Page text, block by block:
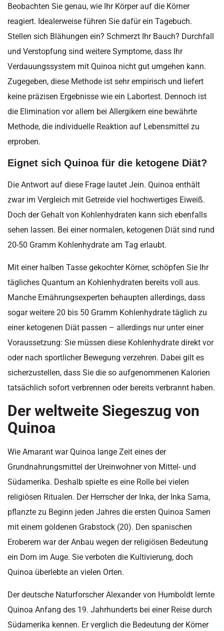
Beobachten Sie genau, wie Ihr Körper auf die Körner
reagiert. Idealerweise führen Sie dafür ein Tagebuch.
Stellen sich Blähungen ein? Schmerzt Ihr Bauch? Durchfall
und Verstopfung sind weitere Symptome, dass Ihr
Verdauungssystem mit Quinoa nicht gut umgehen kann.
Zugegeben, diese Methode ist sehr empirisch und liefert
keine präzisen Ergebnisse wie ein Labortest. Dennoch ist
die Elimination vor allem bei Allergikern eine bewährte
Methode, die individuelle Reaktion auf Lebensmittel zu
erproben.
Eignet sich Quinoa für die ketogene Diät?
Die Antwort auf diese Frage lautet Jein. Quinoa enthält
zwar im Vergleich mit Getreide viel hochwertiges Eiweiß.
Doch der Gehalt von Kohlenhydraten kann sich ebenfalls
sehen lassen. Bei einer normalen, ketogenen Diät sind rund
20-50 Gramm Kohlenhydrate am Tag erlaubt.
Mit einer halben Tasse gekochter Körner, schöpfen Sie Ihr
tägliches Quantum an Kohlenhydraten bereits voll aus.
Manche Ernährungsexperten behaupten allerdings, dass
sogar weitere 20 bis 50 Gramm Kohlenhydrate täglich zu
einer ketogenen Diät passen – allerdings nur unter einer
Voraussetzung: Sie müssen diese Kohlenhydrate direkt vor
oder nach sportlicher Bewegung verzehren. Dabei gilt es
sicherzustellen, dass Sie die so aufgenommenen Kalorien
tatsächlich sofort verbrennen oder bereits verbrannt haben.
Der weltweite Siegeszug von
Quinoa
Wie Amarant war Quinoa lange Zeit eines der
Grundnahrungsmittel der Ureinwohner von Mittel- und
Südamerika. Deshalb spielte es eine Rolle bei vielen
religiösen Ritualen. Der Herrscher der Inka, der Inka Sama,
pflanzte zu Beginn jeden Jahres die ersten Quinoa Samen
mit einem goldenen Grabstock (20). Den spanischen
Eroberern war der Anbau wegen der religiösen Bedeutung
ein Dorn im Auge. Sie verboten die Kultivierung, doch
Quinoa überlebte an vielen Orten.
Der deutsche Naturforscher Alexander von Humboldt lernte
Quinoa Anfang des 19. Jahrhunderts bei einer Reise durch
Südamerika kennen. Er verglich die Bedeutung der Körner